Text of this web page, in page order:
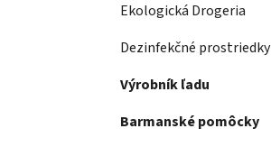
Ekologická Drogeria
Dezinfekčné prostriedky
Výrobník ľadu
Barmanské pomôcky